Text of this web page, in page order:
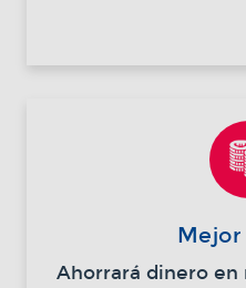
Ahorrará dinero